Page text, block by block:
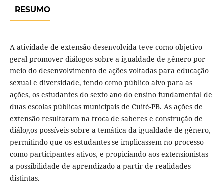
RESUMO
A atividade de extensão desenvolvida teve como objetivo
geral promover diálogos sobre a igualdade de gênero por
meio do desenvolvimento de ações voltadas para educação
sexual e diversidade, tendo como público alvo para as
ações, os estudantes do sexto ano do ensino fundamental de
duas escolas públicas municipais de Cuité-PB. As ações de
extensão resultaram na troca de saberes e construção de
diálogos possíveis sobre a temática da igualdade de gênero,
permitindo que os estudantes se implicassem no processo
como participantes ativos, e propiciando aos extensionistas
a possibilidade de aprendizado a partir de realidades
distintas.